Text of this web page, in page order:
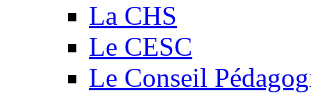
La CHS
Le CESC
Le Conseil